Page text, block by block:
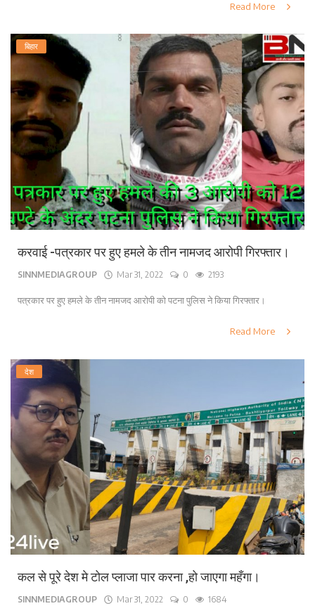
Read More
बिहार
करवाई -पत्रकार पर हुए हमले के तीन नामजद आरोपी गिरफ्तार।
SINNMEDIAGROUP Mar 31, 2022 0 2193
पत्रकार पर हुए हमले के तीन नामजद आरोपी को पटना पुलिस ने किया गिरफ्तार।
Read More
देश
कल से पूरे देश मे टोल प्लाजा पार करना ,हो जाएगा महँगा।
SINNMEDIAGROUP Mar 31, 2022 0 1684